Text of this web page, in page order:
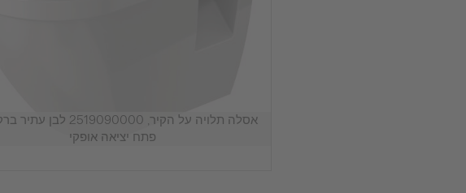
אסלה תלויה על הקיר, 2519090000
פתח יציאה אופקי